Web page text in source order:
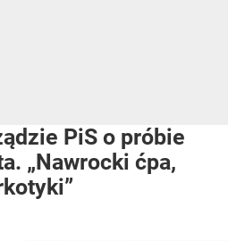
PiS o próbie
„Nawrocki ćpa,